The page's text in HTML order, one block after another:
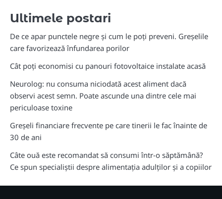
Ultimele postari
De ce apar punctele negre și cum le poți preveni. Greșelile
care favorizează înfundarea porilor
Cât poți economisi cu panouri fotovoltaice instalate acasă
Neurolog: nu consuma niciodată acest aliment dacă
observi acest semn. Poate ascunde una dintre cele mai
periculoase toxine
Greșeli financiare frecvente pe care tinerii le fac înainte de
30 de ani
Câte ouă este recomandat să consumi într-o săptămână?
Ce spun specialiștii despre alimentația adulților și a copiilor